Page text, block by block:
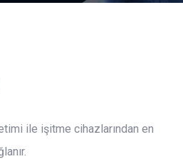
ile işitme cihazlarından en